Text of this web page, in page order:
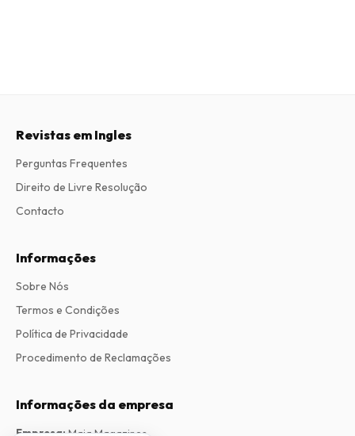
Revistas em Ingles
Perguntas Frequentes
Direito de Livre Resolução
Contacto
Informações
Sobre Nós
Termos e Condições
Política de Privacidade
Procedimento de Reclamações
Informações da empresa
Empresa:Maja Magazines